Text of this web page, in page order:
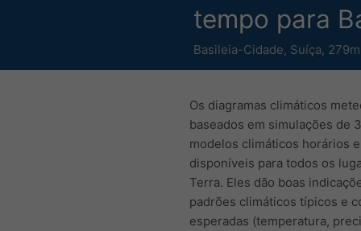
tempo para
Basileia-Cidade, Suíça,
Os diagramas climáticos
baseados em simulações de
modelos climáticos horários e
disponíveis para todos os
Terra. Eles dão boas
padrões climáticos típicos e
esperadas (temperatura,